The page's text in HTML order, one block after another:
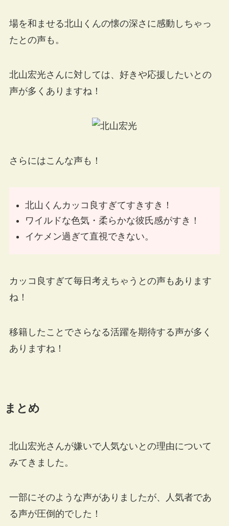
場を和ませる北山くんの懐の深さに感動しちゃっ
たとの声も。
北山宏光さんに対しては、好きや応援したいとの
声が多くありますね！
さらにはこんな声も！
北山くんカッコ良すぎてすきすき！
ワイルドな色気・柔らかな彼氏感がすき！
イケメン過ぎて直視できない。
カッコ良すぎて毎日考えちゃうとの声もあります
ね！
移籍したことでさらなる活躍を期待する声が多く
ありますね！
まとめ
北山宏光さんが嫌いで人気ないとの理由について
みてきました。
一部にそのような声がありましたが、人気者であ
る声が圧倒的でした！